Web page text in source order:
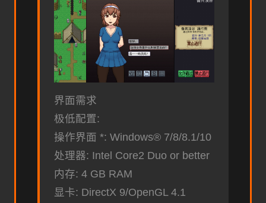
界面需求
极低配置:
操作界面 *: Windows® 7/8/8.1/10
处理器: Intel Core2 Duo or better
内存: 4 GB RAM
显卡: DirectX 9/OpenGL 4.1